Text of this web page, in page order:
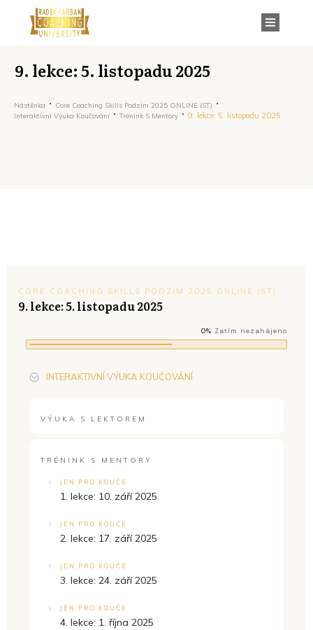
9. lekce: 5. listopadu 2025
Nástěnka
Core Coaching Skills Podzim 2025 ONLINE (ST)
Interaktivní Výuka Koučování
Trénink S Mentory 9. lekce: 5. listopadu 2025
CORE COACHING SKILLS PODZIM 2025 ONLINE (ST)
9. lekce: 5. listopadu 2025
0% Zatím nezahájeno
INTERAKTIVNÍ VÝUKA KOUČOVÁNÍ
VÝUKA S LEKTOREM
TRÉNINK S MENTORY
JEN PRO KOUČE
1. lekce: 10. září 2025
JEN PRO KOUČE
2. lekce: 17. září 2025
JEN PRO KOUČE
3. lekce: 24. září 2025
JEN PRO KOUČE
4. lekce: 1. října 2025